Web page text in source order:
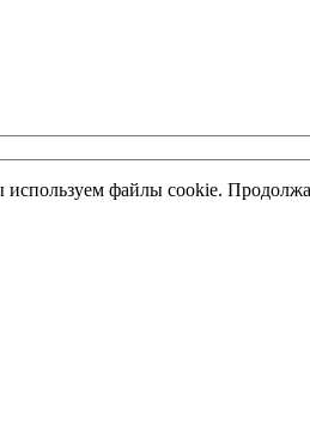
файлы cookie.